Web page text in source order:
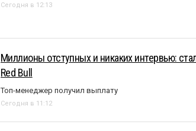
Сегодня в 12:13
Миллионы отступных и никаких интервью:
Red Bull
Топ-менеджер получил выплату
Сегодня в 11:12